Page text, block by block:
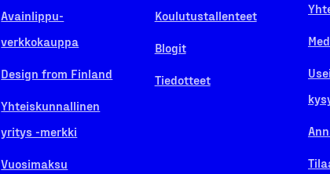
Avainlippu-
verkkokauppa
Design from Finland
Yhteiskunnallinen
yritys -merkki
Vuosimaksu
Koulutustallenteet
Blogit
Tiedotteet